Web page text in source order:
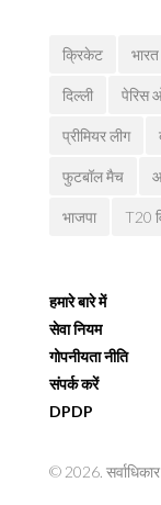
क्रिकेट भारत
दिल्ली पेरिस
प्रीमियर लीग
फुटबॉल मैच
भाजपा T20
हमारे बारे में
सेवा नियम
गोपनीयता नीति
संपर्क करें
DPDP
© 2026. सर्वाधिकार